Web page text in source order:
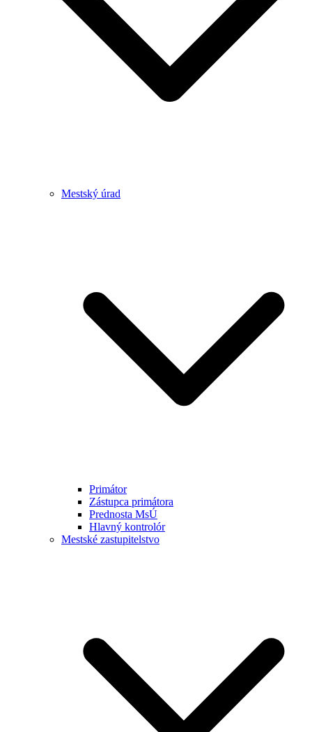
Mestský úrad
Primátor
Zástupca primátora
Prednosta MsÚ
Hlavný kontrolór
Mestské zastupitelstvo